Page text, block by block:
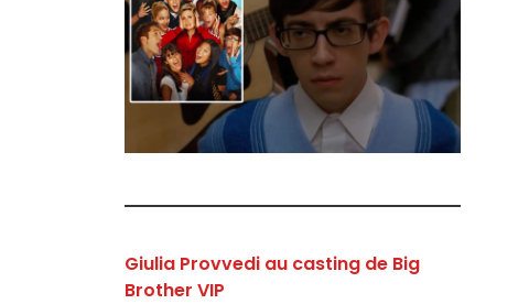
Giulia Provvedi au casting de Big
Brother VIP